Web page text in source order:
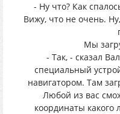
- Ну что? Как
Вижу, что не очень.
Мы
- Так, - сказал
специальный
навигатором. Там
Любой из вас
координаты какого